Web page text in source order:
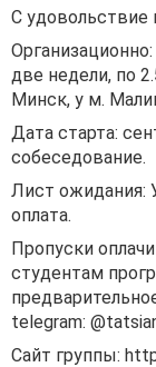
С удовольствие
две недели, по
Минск, у м.
Дата старта:
собеседование.
Лист ожидания:
оплата.
Пропуски
студентам
telegram:
Сайт группы: